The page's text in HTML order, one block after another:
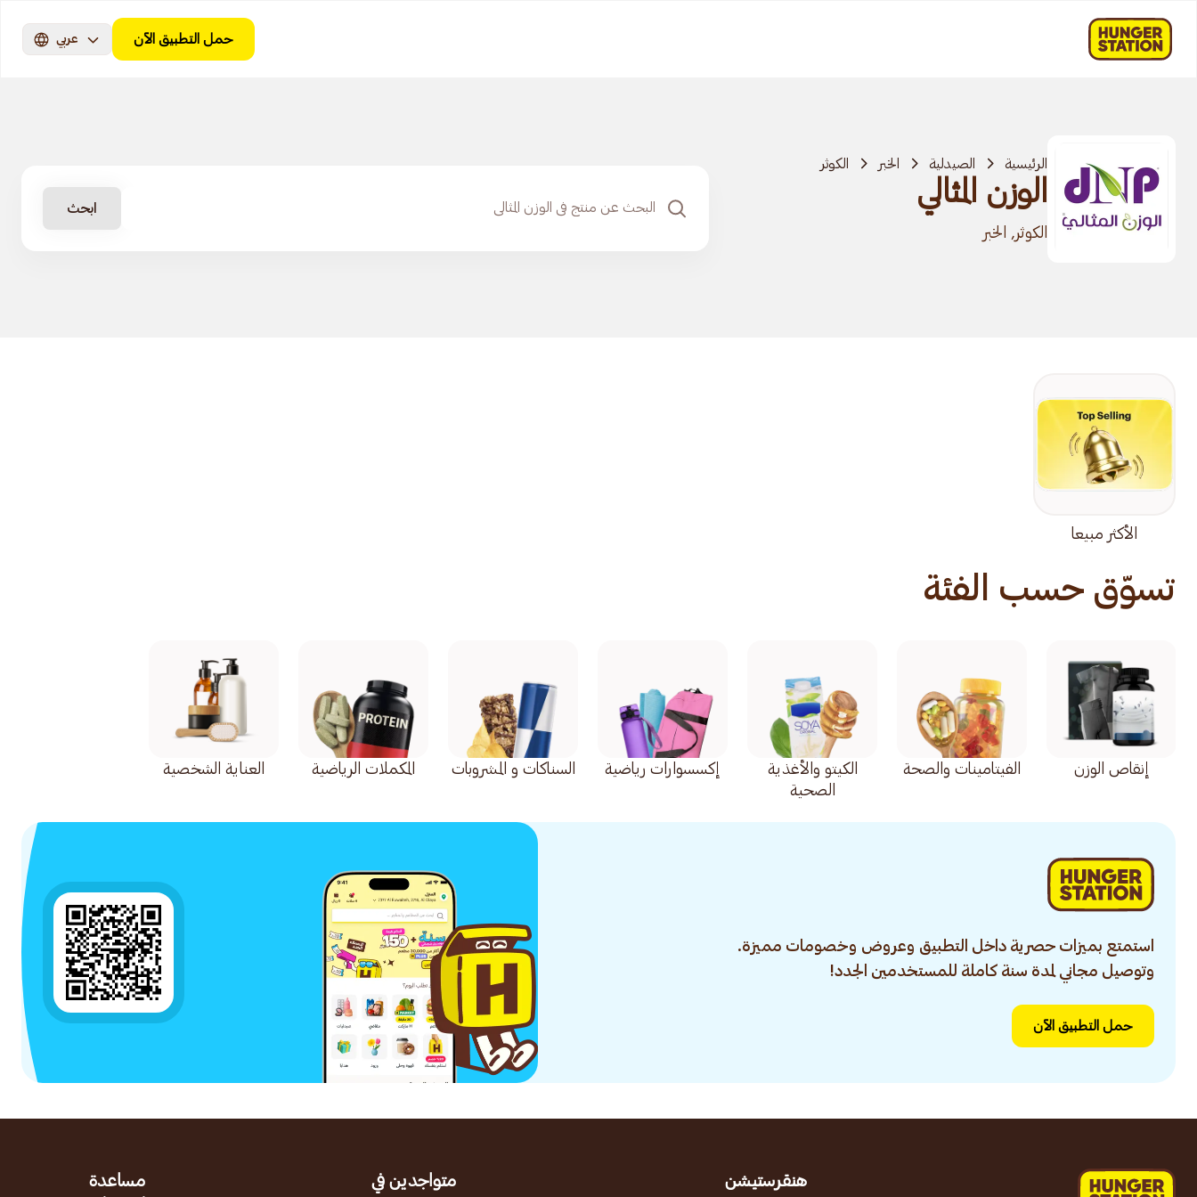
حمل التطبيق الآن عربي
الرئيسية الصيدلية الخبر الكوثر
الوزن المثالي
الكوثر, الخبر
ابحث
الأكثر مبيعا
تسوّق حسب الفئة
إنقاص الوزن الفيتامينات والصحة
الكيتو والأغذية
الصحية
إكسسوارات رياضية السناكات و المشروبات المكملات الرياضية العناية الشخصية
استمتع بميزات حصرية داخل التطبيق وعروض وخصومات مميزة.
وتوصيل مجاني لمدة سنة كاملة للمستخدمين الجدد!
حمل التطبيق الآن
هنقرستيشن متواجدين في مساعدة